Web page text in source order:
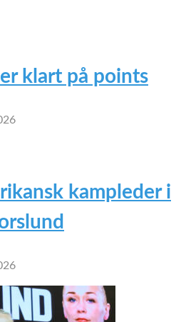
klart på points
kampleder i